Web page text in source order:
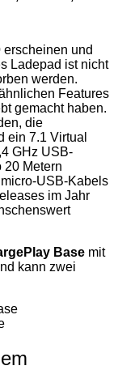
und
Ladepad ist nicht
werden.
Features
gemacht haben.
die
ein 7.1 Virtual
GHz USB-
20 Metern
USB-Kabels
im Jahr
Base mit
kann zwei